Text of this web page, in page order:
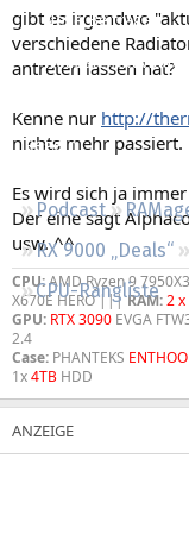
Neue Beiträge
Neueste Aktivitäten
Regeln
Podcast
RX 9000 „Deals“
CPU-Rangliste
gibt es irgendwo
verschiedene
antreten lassen hat?
Kenne nur http://
nichts mehr passiert.
Es wird sich ja
Der eine sagt
usw. ^^
CPU:AMD Ryzen 9
X670E HERO |||RAM:2 x
GPU: RTX 3090 EVGA
2.4
Case: PHANTEKS
1x4TB HDD